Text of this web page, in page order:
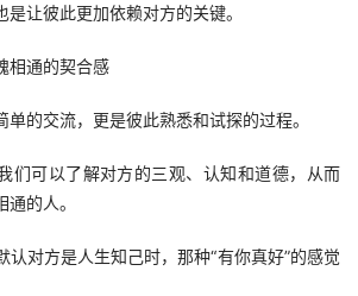
让彼此更加依赖对方的关键。
通的契合感
的交流，更是彼此熟悉和试探的过程。
可以了解对方的三观、认知和道德，从而
的人。
对方是人生知己时，那种“有你真好”的感觉